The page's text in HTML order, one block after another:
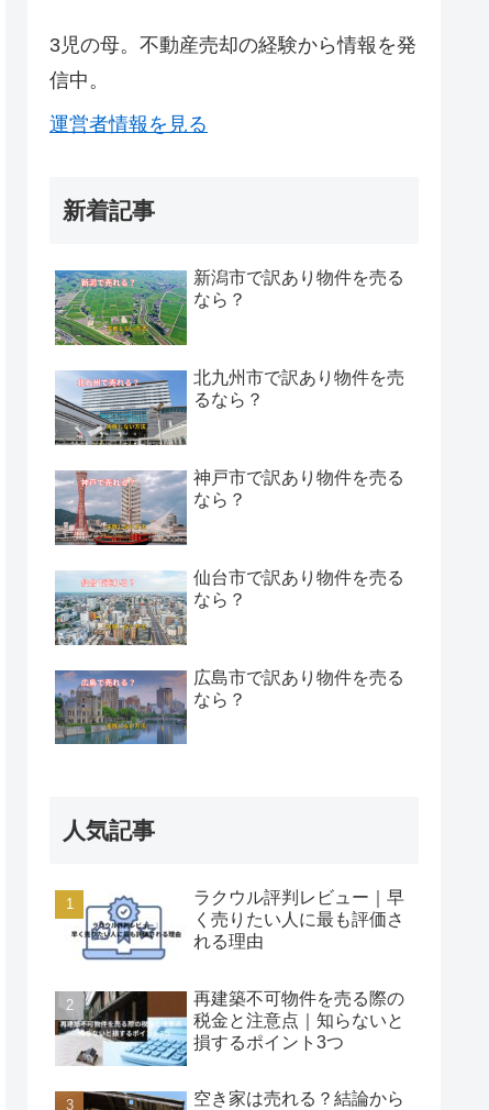
3児の母。不動産売却の経験から情報を発
信中。
運営者情報を見る
新着記事
新潟市で訳あり物件を売る
なら？
北九州市で訳あり物件を売
るなら？
神戸市で訳あり物件を売る
なら？
仙台市で訳あり物件を売る
なら？
広島市で訳あり物件を売る
なら？
人気記事
ラクウル評判レビュー｜早
く売りたい人に最も評価さ
れる理由
再建築不可物件を売る際の
税金と注意点｜知らないと
損するポイント3つ
空き家は売れる？結論から